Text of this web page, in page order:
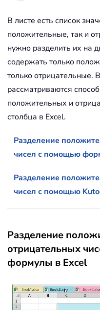
В листе есть список
положительные, так и
нужно разделить их на
содержать только
только отрицательные.
рассматриваются
положительных и
столбца в Excel.
Разделение
чисел с помощью
Разделение
чисел с помощью
Разделение
отрицательных
формулы в Excel